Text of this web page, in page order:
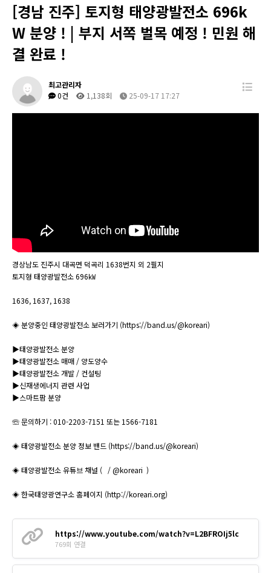
[경남 진주] 토지형 태양광발전소 696k
W 분양 ! | 부지 서쪽 벌목 예정 ! 민원 해
결 완료 !
최고관리자
0건
1,138회 25-09-17 17:27
경상남도 진주시 대곡면 덕곡리 1638번지 외 2필지
토지형 태양광발전소 696㎾
1636, 1637, 1638
◈ 분양중인 태양광발전소 보러가기 (https://band.us/@koreari)
▶태양광발전소 분양
▶태양광발전소 매매 / 양도양수
▶태양광발전소 개발 / 컨설팅
▶신재생에너지 관련 사업
▶스마트팜 분양
☏ 문의하기 : 010-2203-7151 또는 1566-7181
◈ 태양광발전소 분양 정보 밴드 (https://band.us/@koreari)
◈ 태양광발전소 유튜브 채널 ( / @koreari )
◈ 한국태양광연구소 홈페이지 (http://koreari.org)
https://www.youtube.com/watch?v=L2BFROIj5lc
769회 연결